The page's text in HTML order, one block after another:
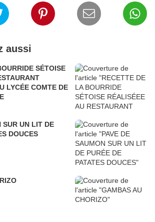
aussi
SÉTOISE
LYCÉE COMTE DE
SUR UN LIT DE
DOUCES